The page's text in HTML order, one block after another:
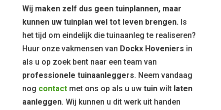
Wij maken zelf dus geen tuinplannen, maar
kunnen uw tuinplan wel tot leven brengen. Is
het tijd om eindelijk die tuinaanleg te realiseren?
Huur onze vakmensen van Dockx Hoveniers in
als u op zoek bent naar een team van
professionele tuinaanleggers. Neem vandaag
nog contactmet ons op als u uw tuinwilt laten
aanleggen. Wij kunnen u dit werk uit handen